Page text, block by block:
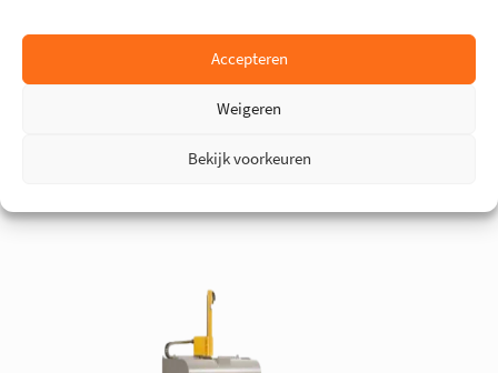
Accepteren
Weigeren
Bekijk voorkeuren
BEKIJK MACHINE